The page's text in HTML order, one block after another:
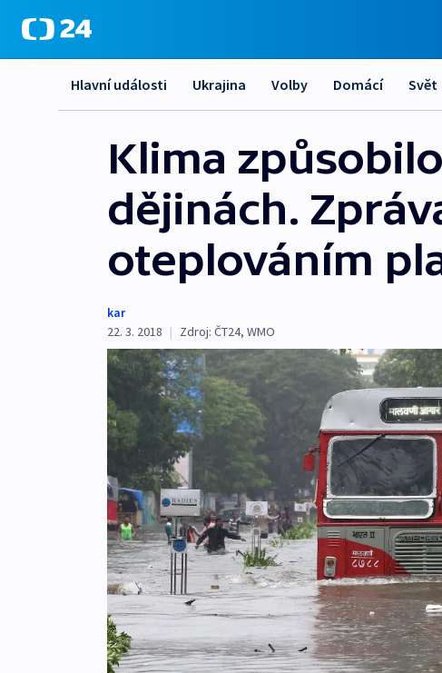
Hlavní události Ukrajina Volby Domácí Svět
Klima
dějinách.
oteplováním
kar
22. 3. 2018 | Zdroj: ČT24, WMO